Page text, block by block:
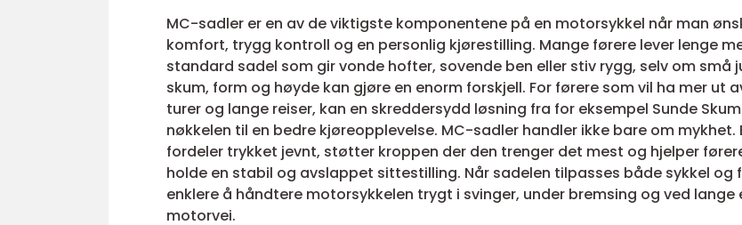
MC-sadler er en av de viktigste komponentene på en motorsykkel når man
komfort, trygg kontroll og en personlig kjørestilling. Mange førere lever lenge
standard sadel som gir vonde hofter, sovende ben eller stiv rygg, selv om små
skum, form og høyde kan gjøre en enorm forskjell. For førere som vil ha mer ut
turer og lange reiser, kan en skreddersydd løsning fra for eksempel Sunde
nøkkelen til en bedre kjøreopplevelse. MC-sadler handler ikke bare om mykhet.
fordeler trykket jevnt, støtter kroppen der den trenger det mest og hjelper
holde en stabil og avslappet sittestilling. Når sadelen tilpasses både sykkel og
enklere å håndtere motorsykkelen trygt i svinger, under bremsing og ved lange
motorvei.